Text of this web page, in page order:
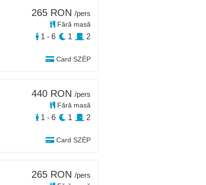
Card SZÉP
265 RON /pers
Fără masă
1 - 6 1 2
Card SZÉP
440 RON /pers
Fără masă
1 - 6 1 2
265 RON /pers